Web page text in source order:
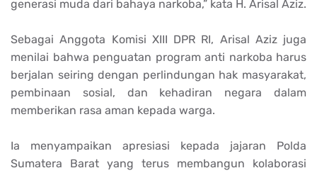
generasi muda dari bahaya narkoba,” kata H. Arisal Aziz.
Sebagai Anggota Komisi XIII DPR RI, Arisal Aziz juga
menilai bahwa penguatan program anti narkoba harus
berjalan seiring dengan perlindungan hak masyarakat,
pembinaan sosial, dan kehadiran negara dalam
memberikan rasa aman kepada warga.
Ia menyampaikan apresiasi kepada jajaran Polda
Sumatera Barat yang terus membangun kolaborasi